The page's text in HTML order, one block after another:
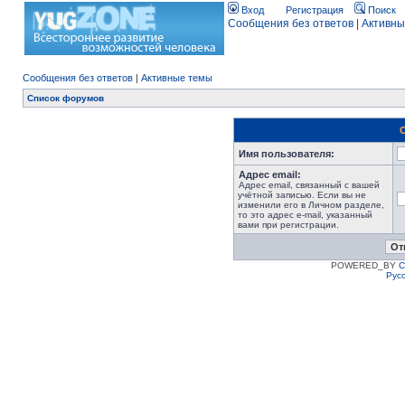
Вход Регистрация Поиск
Сообщения без ответов
Сообщения без ответов | Активные темы
Список форумов
Имя пользователя:
Адрес email:
Адрес email, связанный с вашей
учётной записью. Если вы не
изменили его в Личном разделе,
то это адрес e-mail, указанный
вами при регистрации.
POWERED_BY